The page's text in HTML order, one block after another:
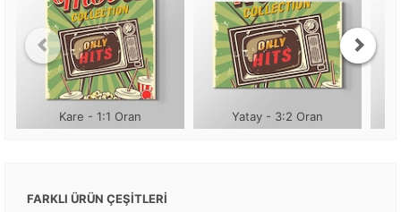
Kare - 1:1 Oran Yatay - 3:2 Oran
FARKLI ÜRÜN ÇEŞİTLERİ